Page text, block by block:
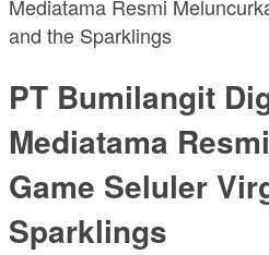
Mediatama Resmi
and the Sparklings
PT Bumilangit
Mediatama
Game Seluler
Sparklings